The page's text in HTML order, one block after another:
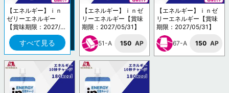
【エネルギー】ｉｎ
ゼリーエネルギー
【賞味期限：2027/0
5/31】
すべて見る
【エネルギー】ｉｎゼ
リーエネルギー【賞味
期限：2027/05/31】
51-A 150 AP
【エネルギー】ｉｎゼ
リーエネルギー【賞味
期限：2027/05/31】
67-A 150 AP